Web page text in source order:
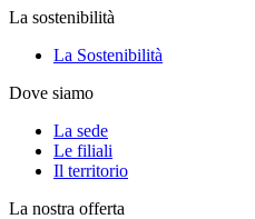
La sostenibilità
La Sostenibilità
Dove siamo
La sede
Le filiali
Il territorio
La nostra offerta